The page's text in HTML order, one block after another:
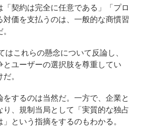
「契約は完全に任意である」「プロ
対価を支払うのは、一般的な商慣習
はこれらの懸念について反論し、
とユーザーの選択肢を尊重してい
。
をするのは当然だ。一方で、企業と
り、規制当局として「実質的な独占
という指摘をするのもわかる。